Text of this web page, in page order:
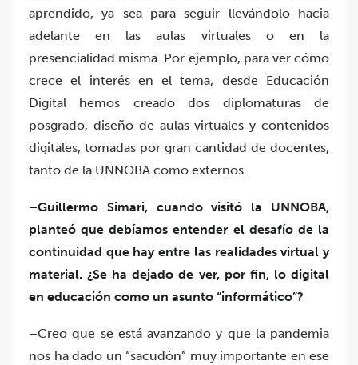
aprendido, ya sea para seguir llevándolo hacia
adelante en las aulas virtuales o en la
presencialidad misma. Por ejemplo, para ver cómo
crece el interés en el tema, desde Educación
Digital hemos creado dos diplomaturas de
posgrado, diseño de aulas virtuales y contenidos
digitales, tomadas por gran cantidad de docentes,
tanto de la UNNOBA como externos.
–Guillermo Simari, cuando visitó la UNNOBA,
planteó que debíamos entender el desafío de la
continuidad que hay entre las realidades virtual y
material. ¿Se ha dejado de ver, por fin, lo digital
en educación como un asunto “informático”?
–Creo que se está avanzando y que la pandemia
nos ha dado un “sacudón” muy importante en ese